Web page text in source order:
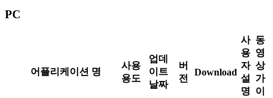
PC
어플리케이션 명
사용
용도
업데
이트
날짜
버
전
Download
사
용
자
설
명
동
영
상
가
이